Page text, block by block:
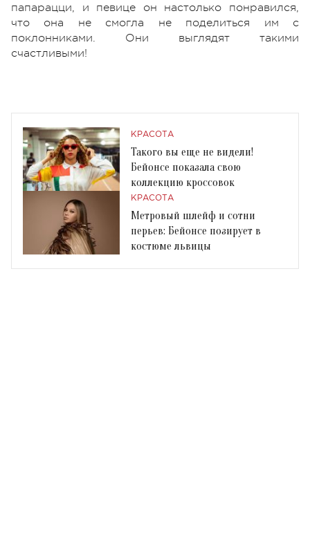
папарацци, и певице он настолько понравился,
что она не смогла не поделиться им с
поклонниками. Они выглядят такими
счастливыми!
КРАСОТА
Такого вы еще не видели!
Бейонсе показала свою
коллекцию кроссовок
КРАСОТА
Метровый шлейф и сотни
перьев: Бейонсе позирует в
костюме львицы